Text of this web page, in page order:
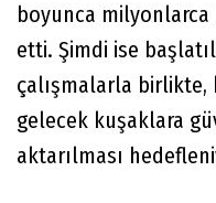
boyunca milyonlarca
etti. Şimdi ise
çalışmalarla
gelecek kuşaklara
aktarılması